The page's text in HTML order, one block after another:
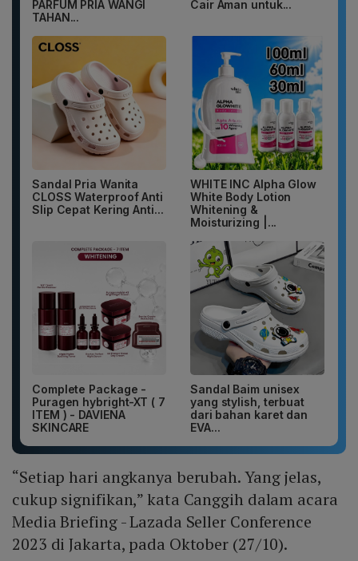
PARFUM PRIA WANGI
TAHAN...
Cair Aman untuk...
Sandal Pria Wanita
CLOSS Waterproof Anti
Slip Cepat Kering Anti...
WHITE INC Alpha Glow
White Body Lotion
Whitening &
Moisturizing |...
Complete Package -
Puragen hybright-XT ( 7
ITEM ) - DAVIENA
SKINCARE
Sandal Baim unisex
yang stylish, terbuat
dari bahan karet dan
EVA...
“Setiap hari angkanya berubah. Yang jelas,
cukup signifikan,” kata Canggih dalam acara
Media Briefing - Lazada Seller Conference
2023 di Jakarta, pada Oktober (27/10).